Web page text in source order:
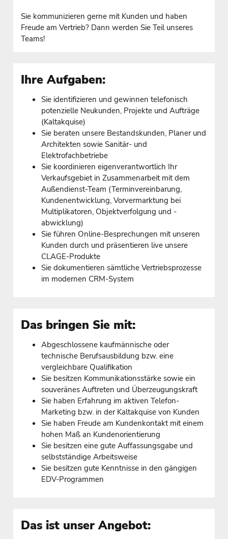
Sie kommunizieren gerne mit Kunden und haben
Freude am Vertrieb? Dann werden Sie Teil unseres
Teams!
Ihre Aufgaben:
Sie identifizieren und gewinnen telefonisch
potenzielle Neukunden, Projekte und Aufträge
(Kaltakquise)
Sie beraten unsere Bestandskunden, Planer und
Architekten sowie Sanitär- und
Elektrofachbetriebe
Sie koordinieren eigenverantwortlich Ihr
Verkaufsgebiet in Zusammenarbeit mit dem
Außendienst-Team (Terminvereinbarung,
Kundenentwicklung, Vorvermarktung bei
Multiplikatoren, Objektverfolgung und -
abwicklung)
Sie führen Online-Besprechungen mit unseren
Kunden durch und präsentieren live unsere
CLAGE-Produkte
Sie dokumentieren sämtliche Vertriebsprozesse
im modernen CRM-System
Das bringen Sie mit:
Abgeschlossene kaufmännische oder
technische Berufsausbildung bzw. eine
vergleichbare Qualifikation
Sie besitzen Kommunikationsstärke sowie ein
souveränes Auftreten und Überzeugungskraft
Sie haben Erfahrung im aktiven Telefon-
Marketing bzw. in der Kaltakquise von Kunden
Sie haben Freude am Kundenkontakt mit einem
hohen Maß an Kundenorientierung
Sie besitzen eine gute Auffassungsgabe und
selbstständige Arbeitsweise
Sie besitzen gute Kenntnisse in den gängigen
EDV-Programmen
Das ist unser Angebot: